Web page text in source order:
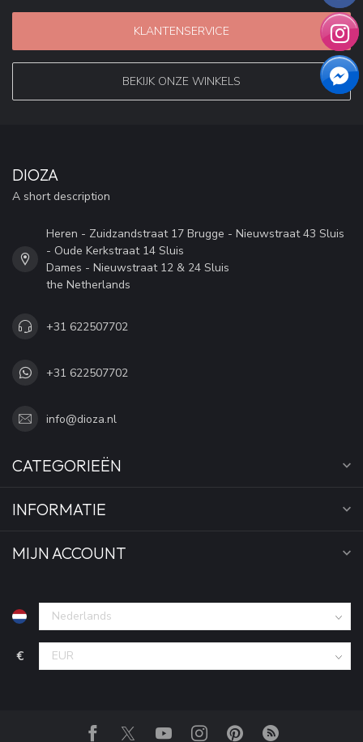
KLANTENSERVICE
BEKIJK ONZE WINKELS
DIOZA
A short description
Heren - Zuidzandstraat 17 Brugge - Nieuwstraat 43 Sluis
- Oude Kerkstraat 14 Sluis
Dames - Nieuwstraat 12 & 24 Sluis
the Netherlands
+31 622507702
+31 622507702
info@dioza.nl
CATEGORIEËN
INFORMATIE
MIJN ACCOUNT
€